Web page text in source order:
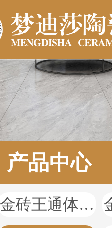
产品中心
金砖王通体大理石